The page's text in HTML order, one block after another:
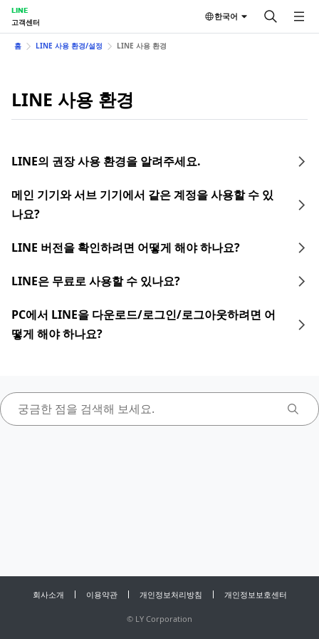
LINE
고객센터
한국어
홈 LINE 사용 환경/설정 LINE 사용 환경
LINE 사용 환경
LINE의 권장 사용 환경을 알려주세요.
메인 기기와 서브 기기에서 같은 계정을 사용할 수 있
나요?
LINE 버전을 확인하려면 어떻게 해야 하나요?
LINE은 무료로 사용할 수 있나요?
PC에서 LINE을 다운로드/로그인/로그아웃하려면 어
떻게 해야 하나요?
회사소개 이용약관 개인정보처리방침 개인정보보호센터
© LY Corporation